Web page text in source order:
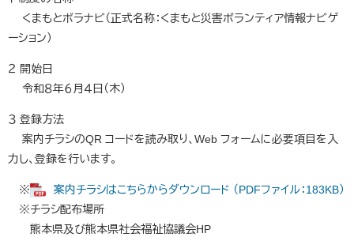
くまもとボラナビ（正式名称：くまもと災害ボランティア情報ナビゲ
ーション）
２ 開始日
令和８年６月４日（木）
３ 登録方法
案内チラシのQR コードを読み取り、Web フォームに必要項目を入
力し、登録を行います。
※
案内チラシはこちらからダウンロード （PDFファイル：183KB）
※チラシ配布場所
熊本県及び熊本県社会福祉協議会HP